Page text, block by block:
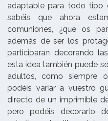
adaptable para todo tipo
sabéis que ahora
comuniones, ¿que os
además de ser los
participaran decorando
esta idea también puede
adultos, como siempre
podéis variar a vuestro
directo de un imprimible
pero podéis decorarlo